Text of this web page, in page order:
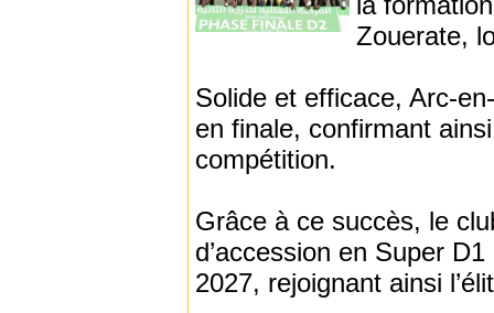
Zouerate,
Solide et efficace, Arc-
en finale, confirmant
compétition.
Grâce à ce succès, le
d’accession en Super
2027, rejoignant ainsi